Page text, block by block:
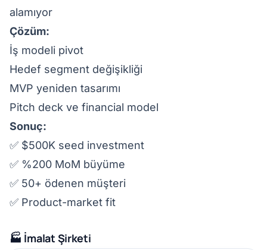
alamıyor
Çözüm:
İş modeli pivot
Hedef segment değişikliği
MVP yeniden tasarımı
Pitch deck ve financial model
Sonuç:
✅ $500K seed investment
✅ %200 MoM büyüme
✅ 50+ ödenen müşteri
✅ Product-market fit
🏭 İmalat Şirketi